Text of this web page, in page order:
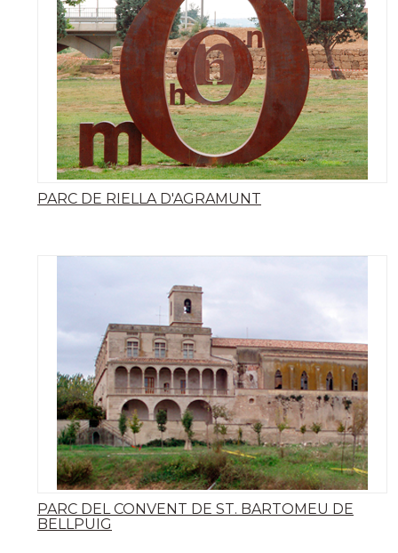
PARC DE RIELLA D'AGRAMUNT
PARC DEL CONVENT DE ST. BARTOMEU DE
BELLPUIG